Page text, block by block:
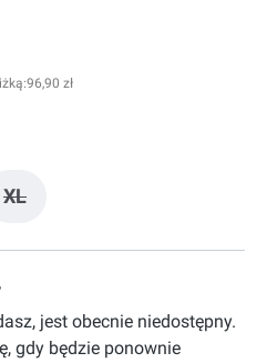
96,90 zł
niedostępna.)
jest obecnie niedostępna.)
XL(Ta opcja jest obecnie
jest obecnie niedostępny.
gdy będzie ponownie